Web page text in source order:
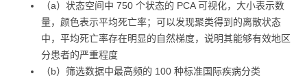
（a）状态空间中 750 个状态的 PCA 可视化，大小表示数
量，颜色表示平均死亡率；可以发现聚类得到的离散状态
中，平均死亡率存在明显的自然梯度，说明其能够有效地区
分患者的严重程度
（b）筛选数据中最高频的 100 种标准国际疾病分类